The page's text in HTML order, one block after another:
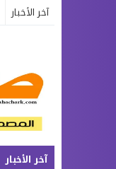
آخر الأخبار
آخر الأخبار